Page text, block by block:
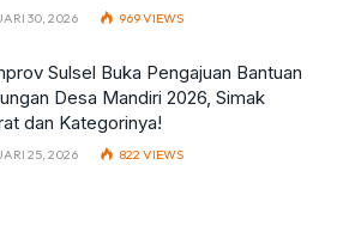
30, 2026 969VIEWS
Sulsel Buka Pengajuan Bantuan
Desa Mandiri 2026, Simak
dan Kategorinya!
25, 2026 822 VIEWS